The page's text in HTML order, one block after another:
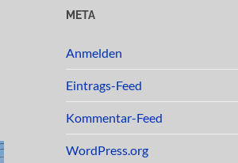
META
Anmelden
Eintrags-Feed
Kommentar-Feed
WordPress.org